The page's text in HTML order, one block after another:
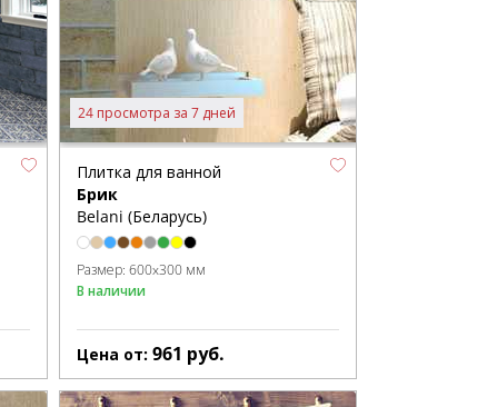
24 просмотра за 7 дней
Плитка для ванной
Брик
Belani (Беларусь)
Размер: 600x300 мм
В наличии
Цена от: 961 руб.